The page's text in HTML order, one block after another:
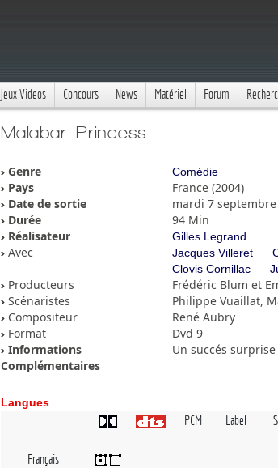
Jeux Videos Concours News Matériel Forum
Malabar Princess
Genre Comédie
Pays
France (2004)
Date de sortie
mardi 7 septembre
Durée
94 Min
Réalisateur
Gilles Legrand
Avec Jacques Villeret
Clovis Cornillac
Producteurs
Frédéric Blum et
Scénaristes
Philippe Vuaillat,
Compositeur
René Aubry
Format
Dvd 9
Informations
Complémentaires
Un succés
Langues
PCM Label
Français